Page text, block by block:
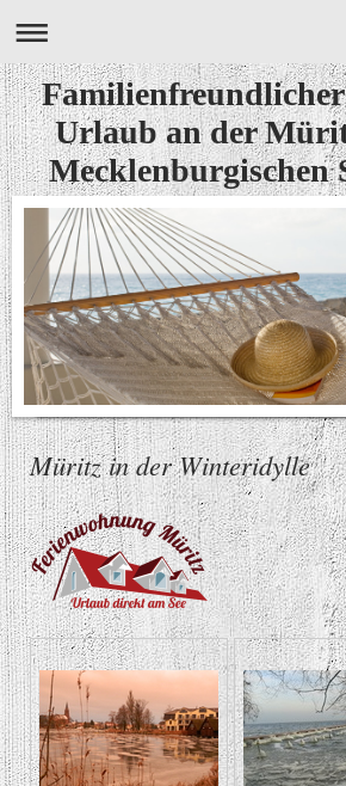
Familienfreundlicher
Urlaub an der
Mecklenburgischen
Müritz in der Winteridylle